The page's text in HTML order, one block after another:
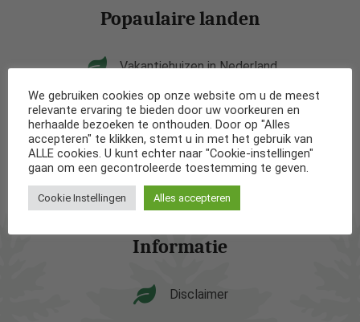
Popaulaire landen
Vakantiehuizen in Nederland
Vakantiehuizen in België
Vakantiehuizen in Frankrijk
Vakantiehuizen in Spanje
Informatie
Disclaimer
We gebruiken cookies op onze website om u de meest
relevante ervaring te bieden door uw voorkeuren en
herhaalde bezoeken te onthouden. Door op "Alles
accepteren" te klikken, stemt u in met het gebruik van
ALLE cookies. U kunt echter naar "Cookie-instellingen"
gaan om een gecontroleerde toestemming te geven.
Cookie Instellingen Alles accepteren